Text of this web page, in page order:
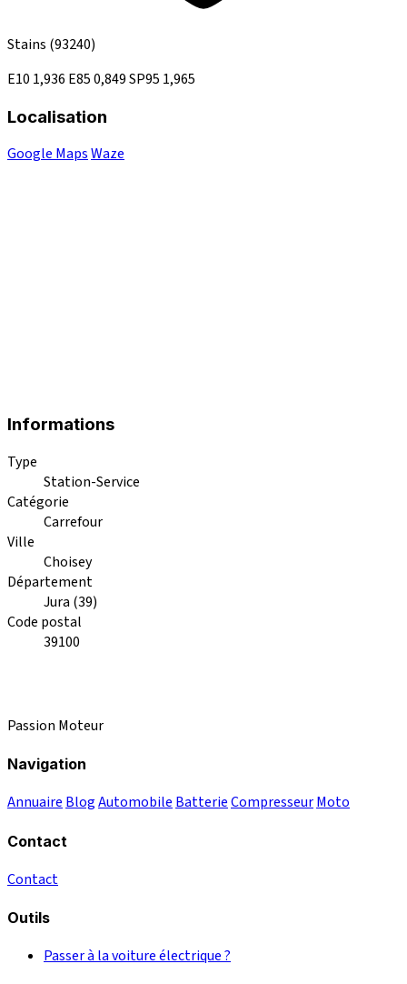
Stains (93240)
E10 1,936 E850,849SP95 1,965
Localisation
Google MapsWaze
Informations
Type
Station-Service
Catégorie
Carrefour
Ville
Choisey
Département
Jura (39)
Code postal
39100
Passion Moteur
Navigation
Annuaire BlogAutomobile BatterieCompresseurMoto
Contact
Contact
Outils
Passer à la voiture électrique ?